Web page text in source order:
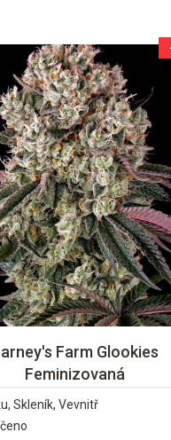
Farm Glookies
Feminizovaná
Skleník, Vevnitř